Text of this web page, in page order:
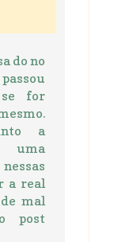
do no
for
a
uma
a real
mal
post